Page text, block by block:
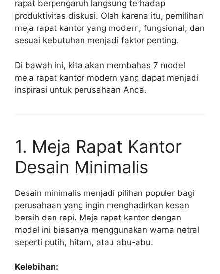
rapat berpengaruh langsung terhadap
produktivitas diskusi. Oleh karena itu, pemilihan
meja rapat kantor yang modern, fungsional, dan
sesuai kebutuhan menjadi faktor penting.
Di bawah ini, kita akan membahas 7 model
meja rapat kantor modern yang dapat menjadi
inspirasi untuk perusahaan Anda.
1. Meja Rapat Kantor
Desain Minimalis
Desain minimalis menjadi pilihan populer bagi
perusahaan yang ingin menghadirkan kesan
bersih dan rapi. Meja rapat kantor dengan
model ini biasanya menggunakan warna netral
seperti putih, hitam, atau abu-abu.
Kelebihan: